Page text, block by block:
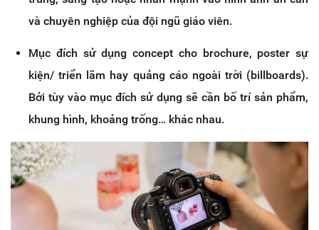
và chuyên nghiệp của đội ngũ giáo viên.
Mục đích sử dụng concept cho brochure, poster sự
kiện/ triển lãm hay quảng cáo ngoài trời (billboards).
Bởi tùy vào mục đích sử dụng sẽ cần bố trí sản phẩm,
khung hình, khoảng trống… khác nhau.